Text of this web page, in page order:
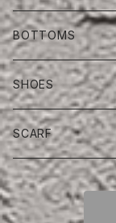
BOTTOMS
SHOES
SCARF